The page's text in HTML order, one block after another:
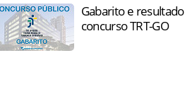
Gabarito e resultado
concurso TRT-GO